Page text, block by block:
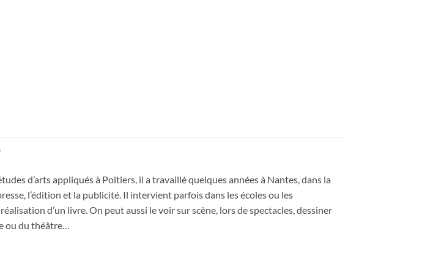
d’arts appliqués à Poitiers, il a travaillé quelques années à Nantes, dans la
l’édition et la publicité. Il intervient parfois dans les écoles ou les
d’un livre. On peut aussi le voir sur scène, lors de spectacles, dessiner
ou du théâtre…